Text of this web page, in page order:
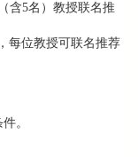
含5名）教授联名推
每位教授可联名推荐
。